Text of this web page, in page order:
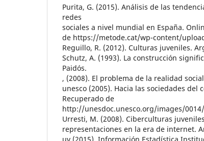
Purita, G. (2015). Análisis de las
redes
sociales a nivel mundial en España.
de https://metode.cat/wp-content/
Reguillo, R. (2012). Culturas juveniles.
Schutz, A. (1993). La construcción
Paidós.
, (2008). El problema de la realidad
unesco (2005). Hacia las sociedades del
Recuperado de
http://unesdoc.unesco.org/images/
Urresti, M. (2008). Ciberculturas
representaciones en la era de internet.